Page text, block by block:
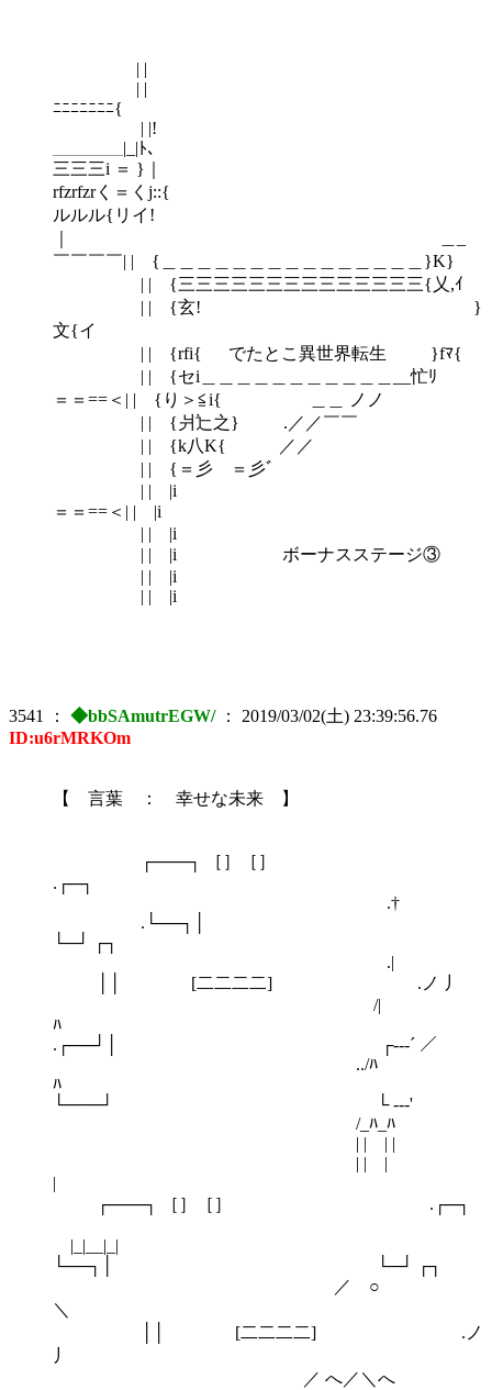
| |
| |
ﾆﾆﾆﾆﾆﾆﾆ{
| |!
＿＿＿＿|_|ﾄ､
三三三i ＝ }｜
rfzrfzrく＝くj::{
ルルル{リイ!
￣￣￣￣| | {＿＿＿＿＿＿＿＿＿＿＿＿＿＿＿}K}
| | {三三三三三三三三三三三三三三{乂,ｲ
| | {玄! }
文{イ
| | {rfi{ でたとこ異世界転生 }fﾏ{
| | {セi＿＿＿＿＿＿＿＿＿＿＿__忙ﾘ
＝＝==＜| | {り＞≦i{ ＿＿ ノノ
| | {爿辷之} .／／￣￣
| | {k八K{ ／／
| | {＝彡ゞ＝彡ﾞ
| | |i
＝＝==＜| | |i
| | |i
| | |i ボーナスステージ③
| | |i
| | |i
3541 ： ◆bbSAmutrEGW/： 2019/03/02(土) 23:39:56.76
ID:u6rMRKOm
【 言葉 ： 幸せな未来 】
┌───┐ ［］［］
.┌─┐
.†
.└──┐│
└─┘ ┌┐
││ [二二二二] .ノ 丿
/|
ﾊ
.┌──┘│ ┌--‐´ ／
../ﾊ
ﾊ
└───┘ └ --‐'
/_ﾊ_ﾊ
| | | |
| | |
┌───┐ ［］［］ .┌─┐
└──┐│ └─┘ ┌┐
／ ○
││ [二二二二] .ノ
丿
／ へ／＼へ